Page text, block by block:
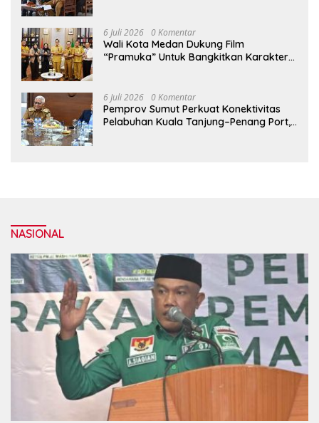
6 Juli 2026 0 Komentar
Wali Kota Medan Dukung Film
“Pramuka” Untuk Bangkitkan Karakter
6 Juli 2026 0 Komentar
Pemprov Sumut Perkuat Konektivitas
Pelabuhan Kuala Tanjung–Penang Port,
NASIONAL